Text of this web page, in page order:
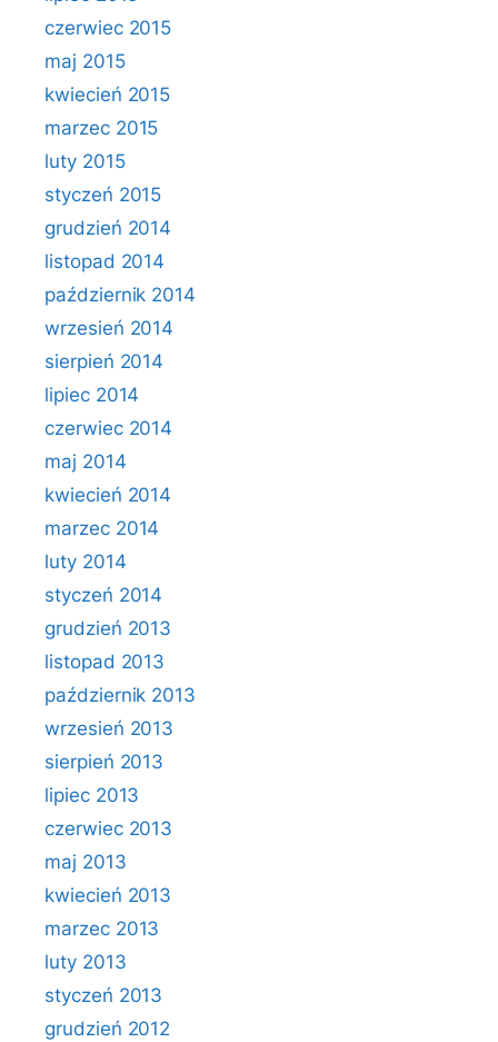
czerwiec 2015
maj 2015
kwiecień 2015
marzec 2015
luty 2015
styczeń 2015
grudzień 2014
listopad 2014
październik 2014
wrzesień 2014
sierpień 2014
lipiec 2014
czerwiec 2014
maj 2014
kwiecień 2014
marzec 2014
luty 2014
styczeń 2014
grudzień 2013
listopad 2013
październik 2013
wrzesień 2013
sierpień 2013
lipiec 2013
czerwiec 2013
maj 2013
kwiecień 2013
marzec 2013
luty 2013
styczeń 2013
grudzień 2012